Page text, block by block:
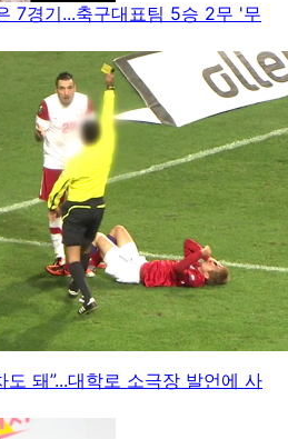
7경기...축구대표팀 5승 2무 '무
도 돼”...대학로 소극장 발언에 사